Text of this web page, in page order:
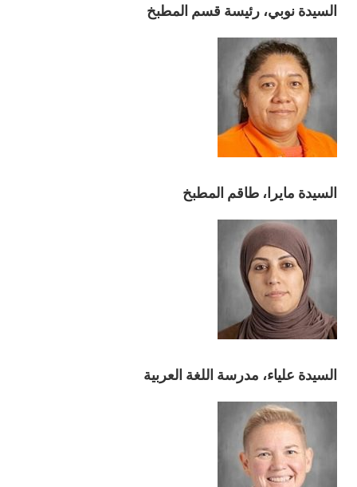
السيدة نوبي، رئيسة قسم المطبخ
السيدة مايرا، طاقم المطبخ
السيدة علياء، مدرسة اللغة العربية